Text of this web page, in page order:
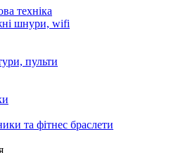
техніка
шнури, wifi
пульти
та фітнес браслети